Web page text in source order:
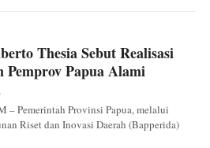
Thesia Sebut Realisasi
Pemprov Papua Alami
– Pemerintah Provinsi Papua, melalui
Riset dan Inovasi Daerah (Bapperida)